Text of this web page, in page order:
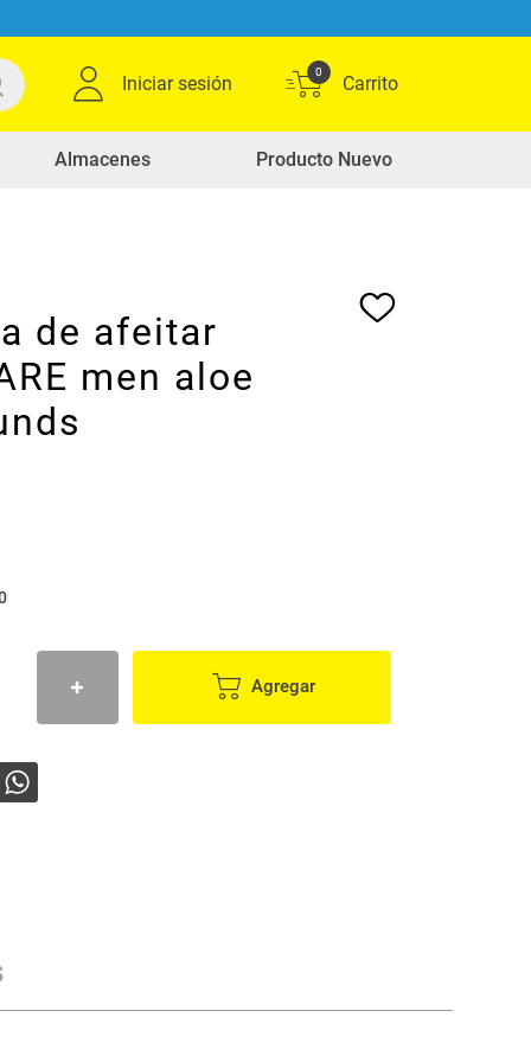
Iniciar sesión
0
Almacenes Producto Nuevo
de afeitar
men aloe
Agregar